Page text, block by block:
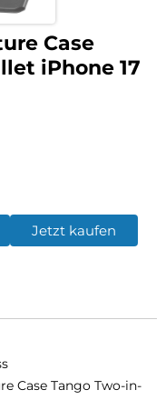
Case
iPhone 17
Jetzt kaufen
Case Tango Two-in-